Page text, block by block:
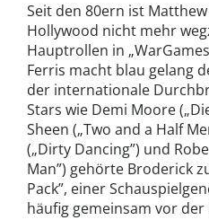
Seit den 80ern ist
Hollywood nicht mehr
Hauptrollen in
Ferris macht blau gelang
der internationale
Stars wie Demi Moore
Sheen („Two and a Half
(„Dirty Dancing”) und
Man”) gehörte Broderick
Pack”, einer
häufig gemeinsam vor der